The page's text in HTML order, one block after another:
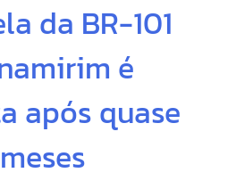
da BR-101
é
após quase